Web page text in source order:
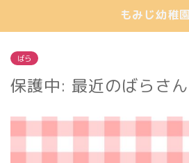
もみじ幼稚園
ばら
保護中: 最近のばらさん